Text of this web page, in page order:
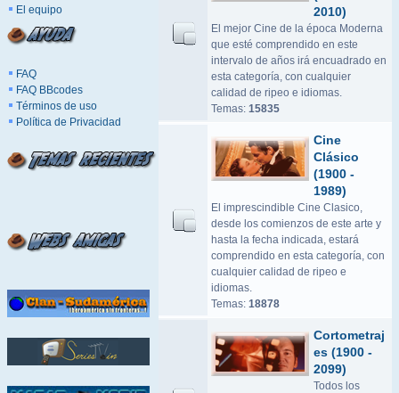
El equipo
FAQ
FAQ BBcodes
Términos de uso
Política de Privacidad
2010)
El mejor Cine de la época Moderna
que esté comprendido en este
intervalo de años irá encuadrado en
esta categoría, con cualquier
calidad de ripeo e idiomas.
Temas: 15835
Cine
Clásico
(1900 -
1989)
El imprescindible Cine Clasico,
desde los comienzos de este arte y
hasta la fecha indicada, estará
comprendido en esta categoría, con
cualquier calidad de ripeo e
idiomas.
Temas: 18878
Cortometraj
es (1900 -
2099)
Todos los